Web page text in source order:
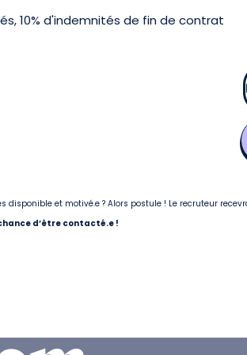
10% d'indemnités de fin de contrat
disponible et motivé.e ? Alors postule ! Le recruteur
d’être contacté.e !